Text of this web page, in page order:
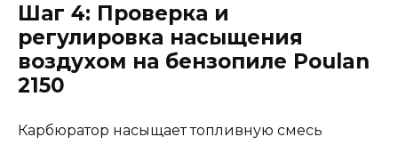
Шаг 4: Проверка и
регулировка насыщения
воздухом на бензопиле Poulan
2150
Карбюратор насыщает топливную смесь